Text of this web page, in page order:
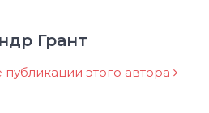
Грант
публикации этого автора